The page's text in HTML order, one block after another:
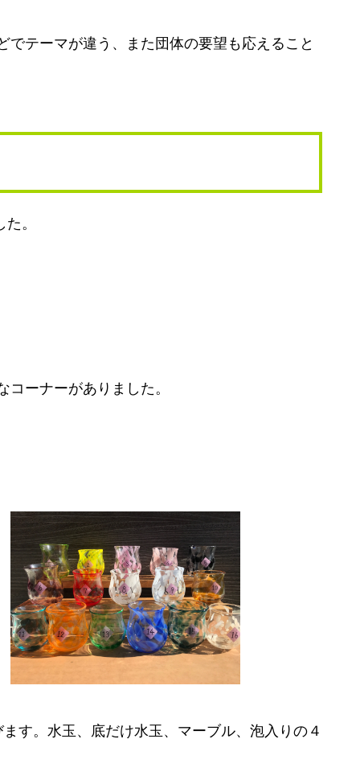
テーマが違う、また団体の要望も応えること
。
ーナーがありました。
す。水玉、底だけ水玉、マーブル、泡入りの４